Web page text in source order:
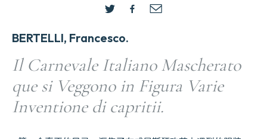
BERTELLI, Francesco.
Il Carnevale Italiano Mascherato
que si Veggono in Figura Varie
Inventione di capritii.